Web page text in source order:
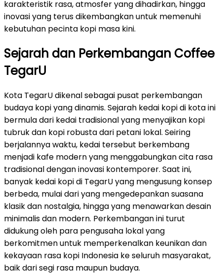
karakteristik rasa, atmosfer yang dihadirkan, hingga
inovasi yang terus dikembangkan untuk memenuhi
kebutuhan pecinta kopi masa kini.
Sejarah dan Perkembangan Coffee
TegarU
Kota TegarU dikenal sebagai pusat perkembangan
budaya kopi yang dinamis. Sejarah kedai kopi di kota ini
bermula dari kedai tradisional yang menyajikan kopi
tubruk dan kopi robusta dari petani lokal. Seiring
berjalannya waktu, kedai tersebut berkembang
menjadi kafe modern yang menggabungkan cita rasa
tradisional dengan inovasi kontemporer. Saat ini,
banyak kedai kopi di TegarU yang mengusung konsep
berbeda, mulai dari yang mengedepankan suasana
klasik dan nostalgia, hingga yang menawarkan desain
minimalis dan modern. Perkembangan ini turut
didukung oleh para pengusaha lokal yang
berkomitmen untuk memperkenalkan keunikan dan
kekayaan rasa kopi Indonesia ke seluruh masyarakat,
baik dari segi rasa maupun budaya.